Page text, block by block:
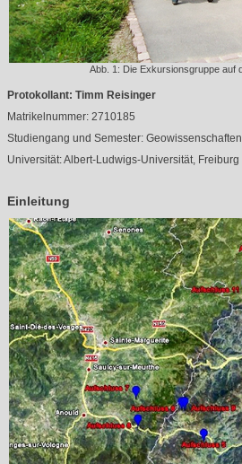
Abb. 1: Die Exkursionsgruppe auf
Protokollant: Timm Reisinger
Matrikelnummer: 2710185
Studiengang und Semester:
Universität: Albert-Ludwigs-Universität, Freiburg
Einleitung